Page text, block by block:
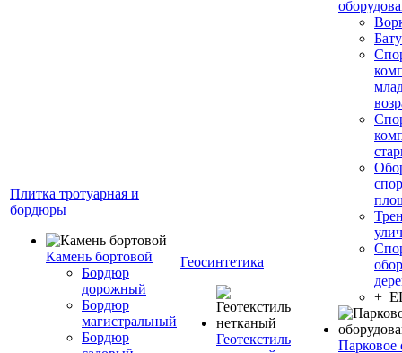
Плитка тротуарная и
бордюры
Камень бортовой
Бордюр
дорожный
Бордюр
магистральный
Бордюр
Геосинтетика
Геотекстиль
+
Парковое